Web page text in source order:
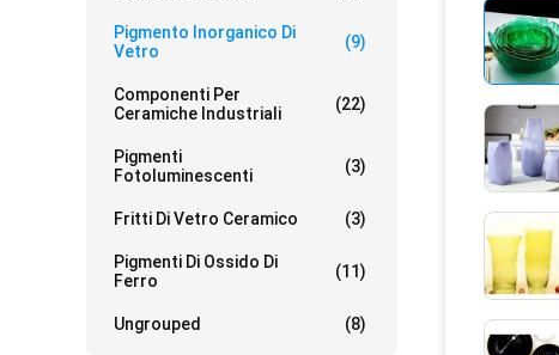
Pigmento Inorganico Di
Vetro
(9)
Componenti Per
Ceramiche Industriali
(22)
Pigmenti
Fotoluminescenti
(3)
Fritti Di Vetro Ceramico (3)
Pigmenti Di Ossido Di
Ferro
(11)
Ungrouped (8)